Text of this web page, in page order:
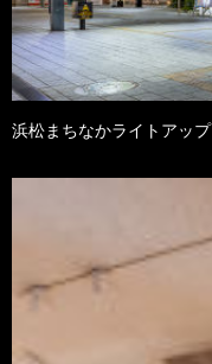
浜松まちなかライトアップ